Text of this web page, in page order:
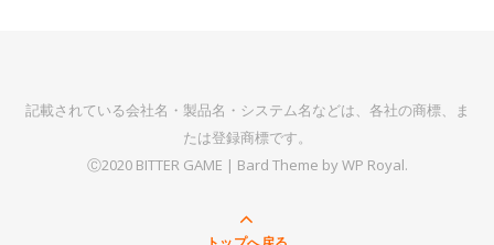
記載されている会社名・製品名・システム名などは、各社の商標、ま
たは登録商標です。
Ⓒ2020 BITTER GAME | Bard Theme byWP Royal.